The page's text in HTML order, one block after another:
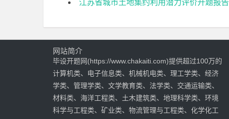
江苏省城市土地集约利用潜力评价开题报告
网站简介
毕设开题网(https://www.chakaiti.com)提供超过100万的
计算机类、电子信息类、机械机电类、理工学类、经济
学类、管理学类、文学教育类、法学类、交通运输类、
材料类、海洋工程类、土木建筑类、地理科学类、环境
科学与工程类、矿业类、物流管理与工程类、化学化工